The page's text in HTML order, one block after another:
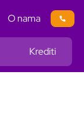
Krediti
O nama